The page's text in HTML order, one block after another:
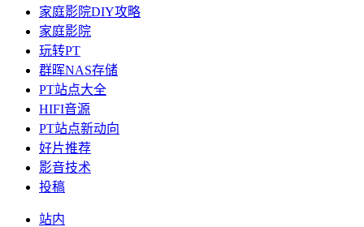
家庭影院DIY攻略
家庭影院
玩转PT
群晖NAS存储
PT站点大全
HIFI音源
PT站点新动向
好片推荐
影音技术
投稿
站内